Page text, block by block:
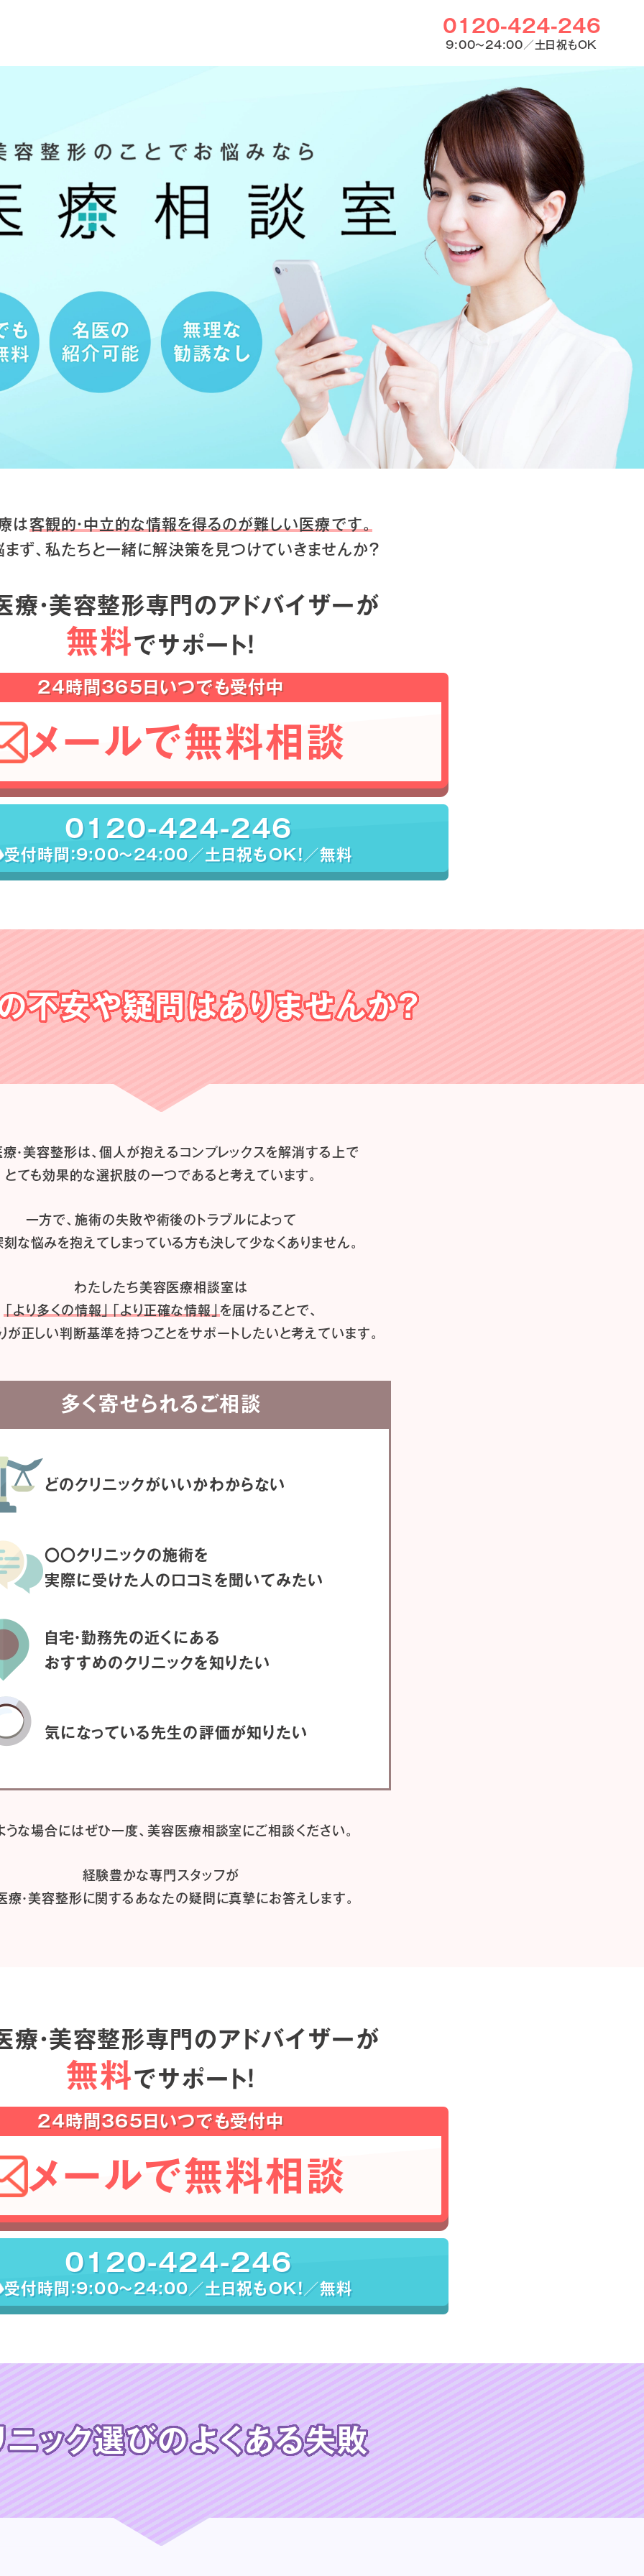
0120-424-246
9:00〜24:00／土日祝もOK
は客観的・中立的な情報を得るのが難しい医療です。
ず、私たちと一緒に解決策を見つけていきませんか？
療・美容整形専門のアドバイザーが
無料でサポート！
24時間365日いつでも受付中
メールで無料相談
0120-424-246
受付時間：9:00〜24:00／土日祝もOK！／無料
不安や疑問はありませんか？
・美容整形は、個人が抱えるコンプレックスを解消する上で
とても効果的な選択肢の一つであると考えています。
一方で、施術の失敗や術後のトラブルによって
な悩みを抱えてしまっている方も決して少なくありません。
わたしたち美容医療相談室は
「より多くの情報」「より正確な情報」を届けることで、
が正しい判断基準を持つことをサポートしたいと考えています。
多く寄せられるご相談
どのクリニックがいいかわからない
〇〇クリニックの施術を
実際に受けた人の口コミを聞いてみたい
自宅・勤務先の近くにある
おすすめのクリニックを知りたい
気になっている先生の評価が知りたい
うな場合にはぜひ一度、美容医療相談室にご相談ください。
経験豊かな専門スタッフが
療・美容整形に関するあなたの疑問に真摯にお答えします。
療・美容整形専門のアドバイザーが
無料でサポート！
24時間365日いつでも受付中
メールで無料相談
0120-424-246
受付時間：9:00〜24:00／土日祝もOK！／無料
ニック選びのよくある失敗